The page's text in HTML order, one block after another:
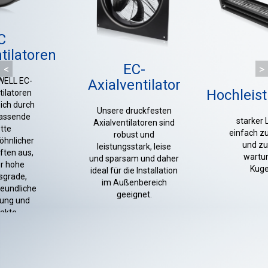
EC-
durch
aus,
hohe
und
EC-
Axialventilator
Unsere druckfesten
Axialventilatoren sind
robust und
leistungsstark, leise
und sparsam und daher
ideal für die Installation
im Außenbereich
geeignet.
starker
einfach
und
< >